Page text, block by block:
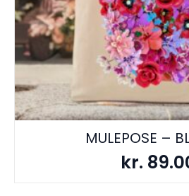
MULEPOSE –
kr.